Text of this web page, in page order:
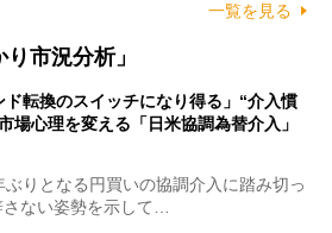
一覧を見る
市況分析」
ド転換のスイッチになり得る」“介入慣
場心理を変える「日米協調為替介入」
りとなる円買いの協調介入に踏み切っ
さない姿勢を示して…